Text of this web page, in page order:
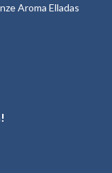
Aroma Elladas